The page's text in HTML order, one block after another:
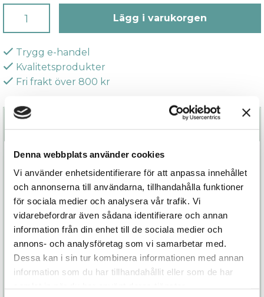
Denna webbplats använder cookies
Vi använder enhetsidentifierare för att anpassa innehållet
och annonserna till användarna, tillhandahålla funktioner
för sociala medier och analysera vår trafik. Vi
vidarebefordrar även sådana identifierare och annan
information från din enhet till de sociala medier och
annons- och analysföretag som vi samarbetar med.
Dessa kan i sin tur kombinera informationen med annan
information som du har tillhandahållit eller som de har
Lägg i varukorgen
Trygg e-handel
Kvalitetsprodukter
Fri frakt över 800 kr
Det här är en kollektion underbara och
sofistikerade massageoljor för dig och din partner
från det spanska märket Bijoux Indiscret.
Massageoljan Light My Fire är lyxigt värmande och
smaksatt. Perfekt för intimmassage tillsammans
med din partner. Finns i smakerna Vaniljkola (Soft
Caramel) samt Hallon & honung (Wild
Strawberry).
En fin och romantisk present till någon du åtrår